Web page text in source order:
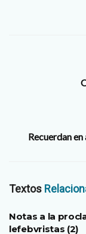
Recuerdan
Textos
Notas a la
lefebvristas (2)